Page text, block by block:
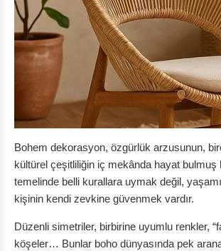
Bohem dekorasyon, özgürlük arzusunun,
kültürel çeşitliliğin iç mekânda hayat bulmuş
temelinde belli kurallara uymak değil,
kişinin kendi zevkine güvenmek vardır.
Düzenli simetriler, birbirine uyumlu renkler,
köşeler… Bunlar boho dünyasında pek